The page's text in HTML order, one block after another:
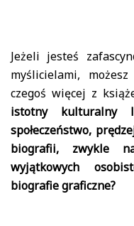
Jeżeli jesteś
myślicielami,
czegoś więcej z
istotny kulturalny
społeczeństwo,
biografii, zwykle
wyjątkowych
biografie graficzne?